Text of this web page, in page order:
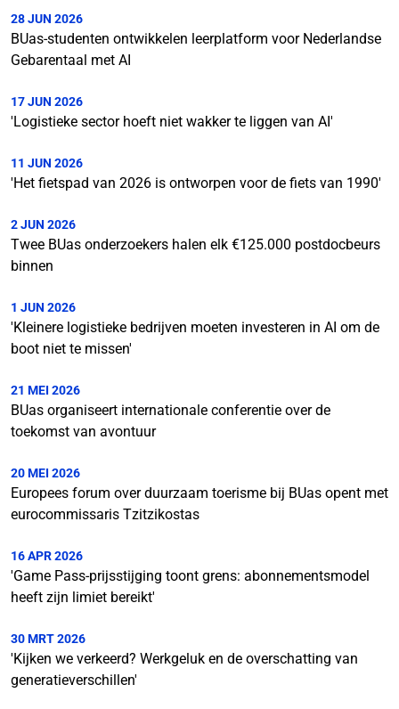
28 JUN 2026
BUas-studenten ontwikkelen leerplatform voor Nederlandse
Gebarentaal met AI
17 JUN 2026
'Logistieke sector hoeft niet wakker te liggen van AI'
11 JUN 2026
'Het fietspad van 2026 is ontworpen voor de fiets van 1990'
2 JUN 2026
Twee BUas onderzoekers halen elk €125.000 postdocbeurs
binnen
1 JUN 2026
'Kleinere logistieke bedrijven moeten investeren in AI om de
boot niet te missen'
21 MEI 2026
BUas organiseert internationale conferentie over de
toekomst van avontuur
20 MEI 2026
Europees forum over duurzaam toerisme bij BUas opent met
eurocommissaris Tzitzikostas
16 APR 2026
'Game Pass-prijsstijging toont grens: abonnementsmodel
heeft zijn limiet bereikt'
30 MRT 2026
'Kijken we verkeerd? Werkgeluk en de overschatting van
generatieverschillen'